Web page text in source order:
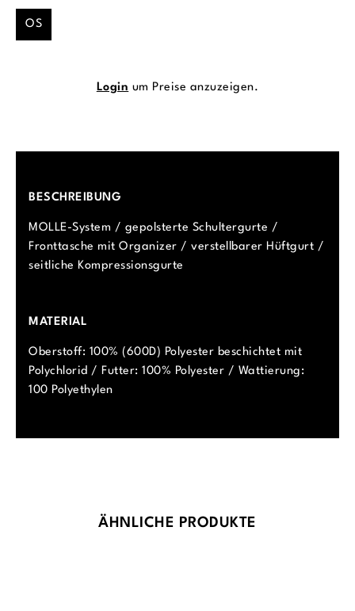
OS
Login um Preise anzuzeigen.
BESCHREIBUNG
MOLLE-System / gepolsterte Schultergurte /
Fronttasche mit Organizer / verstellbarer Hüftgurt /
seitliche Kompressionsgurte
MATERIAL
Oberstoff: 100% (600D) Polyester beschichtet mit
Polychlorid / Futter: 100% Polyester / Wattierung:
100 Polyethylen
Produktgalerie überspringen
ÄHNLICHE PRODUKTE